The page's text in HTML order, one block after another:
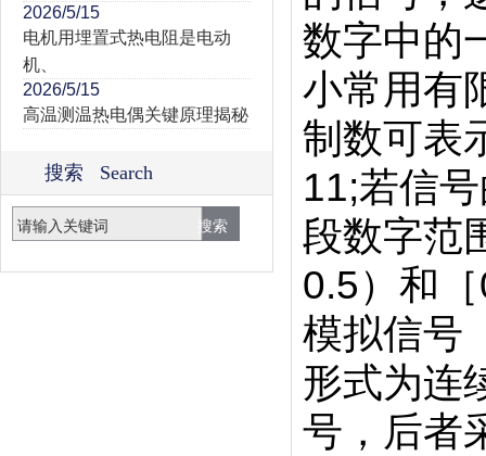
2026/5/15
电机用埋置式热电阻是电动
机、
2026/5/15
高温测温热电偶关键原理揭秘
搜索 Search
数字中的
小常用有
制数可表
11;若信
段数字范
0.5）和
模拟信号
形式为连
号，后者